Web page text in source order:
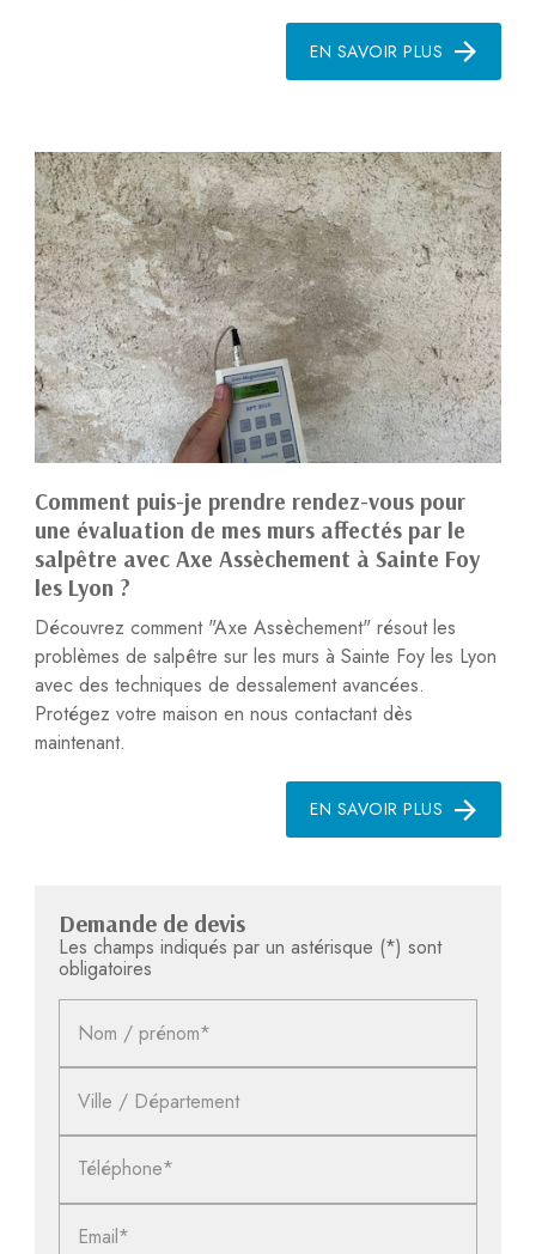
EN SAVOIR PLUS
Comment puis-je prendre rendez-vous pour
une évaluation de mes murs affectés par le
salpêtre avec Axe Assèchement à Sainte Foy
les Lyon ?
Découvrez comment "Axe Assèchement" résout les
problèmes de salpêtre sur les murs à Sainte Foy les Lyon
avec des techniques de dessalement avancées.
Protégez votre maison en nous contactant dès
maintenant.
EN SAVOIR PLUS
Demande de devis
Les champs indiqués par un astérisque (*) sont
obligatoires
Nom / prénom*
Ville / Département
Téléphone*
Email*